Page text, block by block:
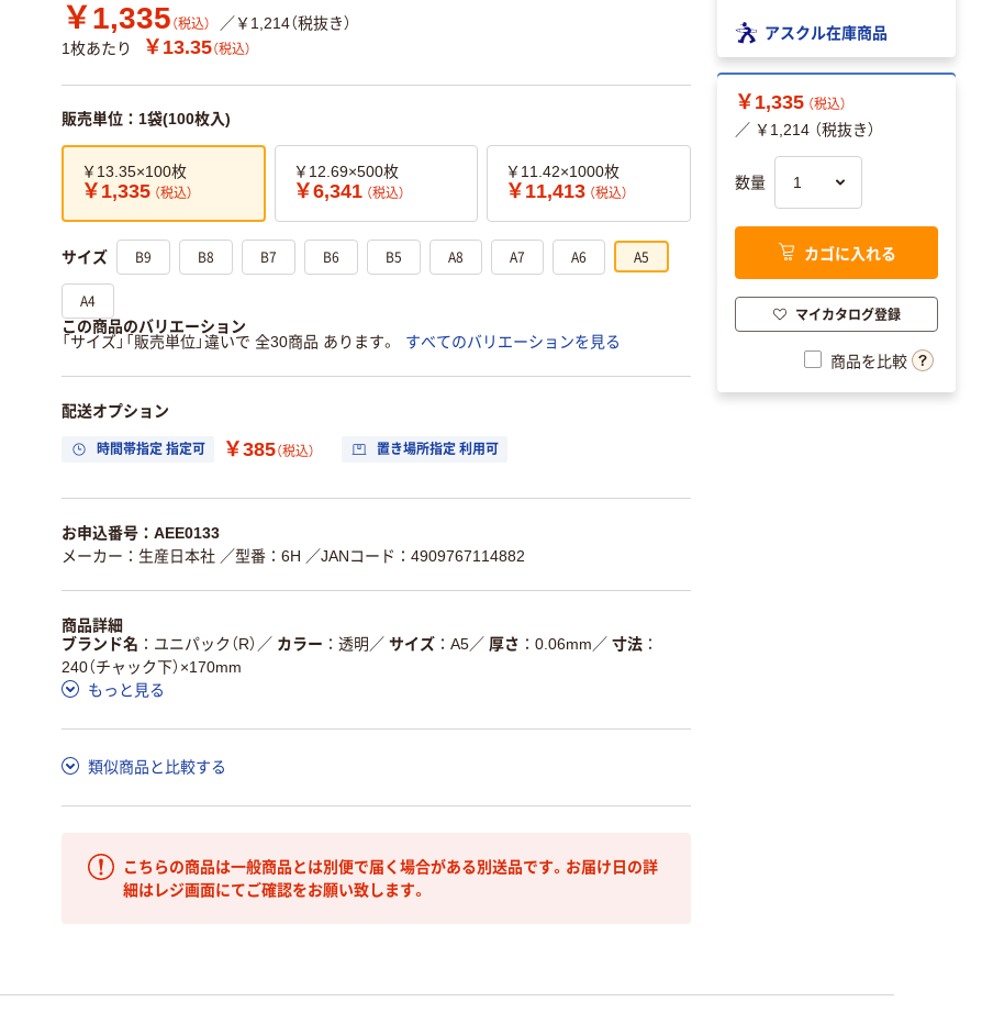
￥1,335 （税込）
／￥1,214（税抜き）
1枚あたり
￥13.35（税込）
販売単位：1袋(100枚入)
￥13.35×100枚
￥1,335 （税込）
￥12.69×500枚
￥6,341 （税込）
￥11.42×1000枚
￥11,413 （税込）
サイズ B9 B8 B7 B6 B5 A8 A7 A6 A5
A4
この商品のバリエーション
「サイズ」「販売単位」違いで 全30商品 あります。
すべてのバリエーションを見る
配送オプション
時間帯指定 指定可 ￥385（税込） 置き場所指定 利用可
お申込番号：AEE0133
メーカー：生産日本社 ／型番：6H ／JANコード：4909767114882
商品詳細
ブランド名
ユニパック（R） ／ カラー 透明 ／ サイズ A5／ 厚さ 0.06mm ／ 寸法
240（チャック下）×170mm
もっと見る
類似商品と比較する
こちらの商品は一般商品とは別便で届く場合がある別送品です。お届け日の詳
細はレジ画面にてご確認をお願い致します。
アスクル在庫商品
￥1,335 （税込）
／ ￥1,214 （税抜き）
数量
カゴに入れる
マイカタログ登録
商品を比較